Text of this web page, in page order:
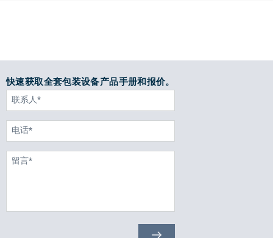
快速获取全套包装设备产品手册和报价。